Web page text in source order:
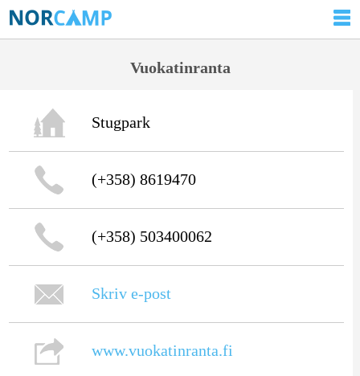
Vuokatinranta
Stugpark
(+358) 8619470
(+358) 503400062
Skriv e-post
www.vuokatinranta.fi